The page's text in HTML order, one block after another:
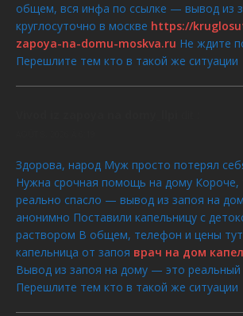
общем, вся инфа по ссылке — вывод из
круглосуточно в москве https://
zapoya-na-domu-moskva.ru Не ждите
Перешлите тем кто в такой же ситуации
Здорова, народ Муж просто потерял
Нужна срочная помощь на дому Короче,
реально спасло — вывод из запоя на
анонимно Поставили капельницу с
раствором В общем, телефон и цены
капельница от запоя врач на дом
Вывод из запоя на дому — это
Перешлите тем кто в такой же ситуации